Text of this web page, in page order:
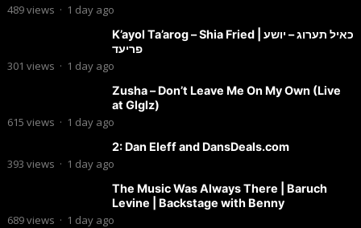
489views · 1 day ago
K’ayol Ta’arog – Shia Fried | כאיל תערוג – יושע
פריעד
301 views · 1 day ago
Zusha – Don’t Leave Me On My Own (Live
at Glglz)
615 views · 1 day ago
2: Dan Eleff and DansDeals.com
393 views · 1 day ago
The Music Was Always There | Baruch
Levine | Backstage with Benny
689views · 1 day ago